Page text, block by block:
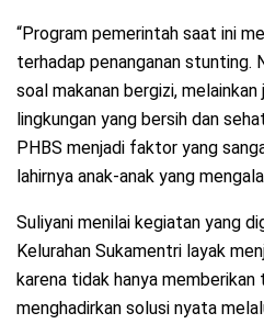
“Program pemerintah saat ini
terhadap penanganan stunting.
soal makanan bergizi,
lingkungan yang bersih dan
PHBS menjadi faktor yang
lahirnya anak-anak yang
Suliyani menilai kegiatan yang
Kelurahan Sukamentri layak
karena tidak hanya
menghadirkan solusi nyata